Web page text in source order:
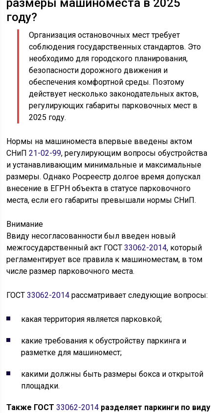
размеры машиноместа в 2025
году?
Организация остановочных мест требует
соблюдения государственных стандартов. Это
необходимо для городского планирования,
безопасности дорожного движения и
обеспечения комфортной среды. Поэтому
действует несколько законодательных актов,
регулирующих габариты парковочных мест в
2025 году.
Нормы на машиноместа впервые введены актом
СНиП21-02-99, регулирующим вопросы обустройства
и устанавливающим минимальные и максимальные
размеры. Однако Росреестр долгое время допускал
внесение в ЕГРН объекта в статусе парковочного
места, если его габариты превышали нормы СНиП.
Внимание
Ввиду несогласованности был введен новый
межгосударственный акт ГОСТ33062-2014, который
регламентирует все правила к машиноместам, в том
числе размер парковочного места.
ГОСТ33062-2014 рассматривает следующие вопросы:
какая территория является парковкой;
какие требования к обустройству паркинга и
разметке для машиномест;
какими должны быть размеры бокса и открытой
площадки.
Также ГОСТ33062-2014 разделяет паркинги по виду